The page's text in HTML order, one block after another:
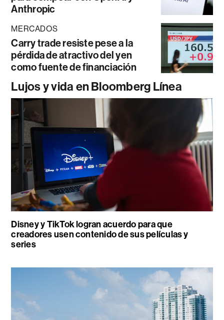
Anthropic
MERCADOS
Carry trade resiste pese a la
pérdida de atractivo del yen
como fuente de financiación
Lujos y vida en Bloomberg Línea
Disney y TikTok logran acuerdo para que
creadores usen contenido de sus películas y
series